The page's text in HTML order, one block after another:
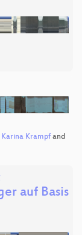
Karina Krampf and
auf Basis